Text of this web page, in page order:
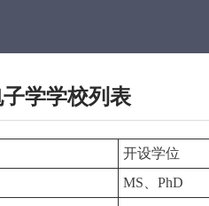
学学校列表
开设学位
MS、PhD